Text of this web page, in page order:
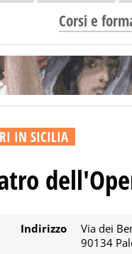
Corsi e
IN SICILIA
Indirizzo
Via dei
90134